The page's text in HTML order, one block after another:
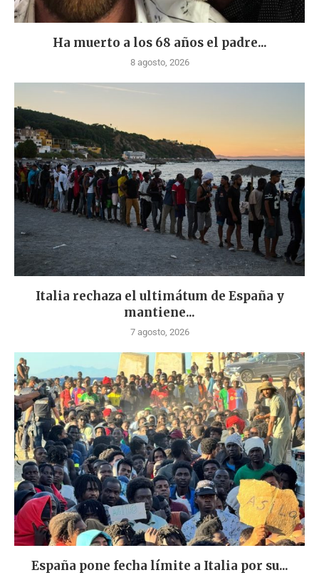
Ha muerto a los 68 años el padre...
8 agosto, 2026
Italia rechaza el ultimátum de España y
mantiene...
7 agosto, 2026
España pone fecha límite a Italia por su...